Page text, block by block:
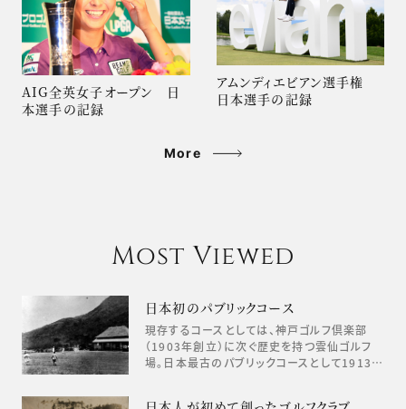
AIG全英女子オープン 日
本選手の記録
アムンディエビアン選手権
日本選手の記録
More
Most Viewed
日本初のパブリックコース
現存するコースとしては、神戸ゴルフ倶楽部
（1903年創立）に次ぐ歴史を持つ雲仙ゴルフ
場。日本最古のパブリックコースとして1913…